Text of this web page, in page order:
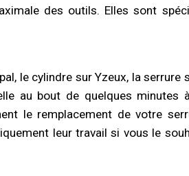
des outils. Elles sont
le cylindre sur Yzeux, la
au bout de quelques
le remplacement de votre
leur travail si vous le